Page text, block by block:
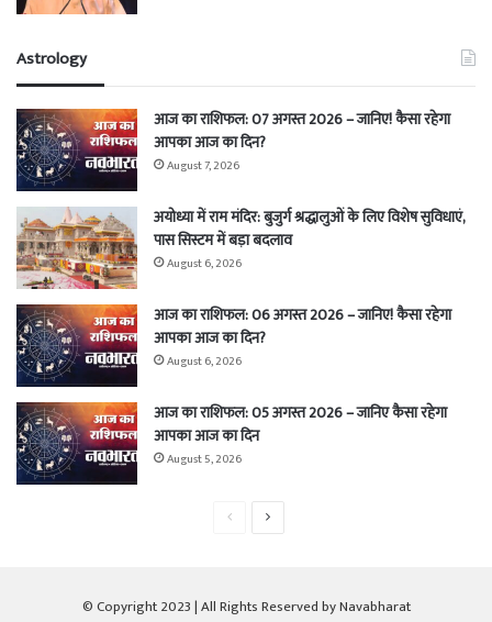
Astrology
आज का राशिफल: 07 अगस्त 2026 – जानिए! कैसा रहेगा
आपका आज का दिन?
August 7, 2026
अयोध्या में राम मंदिर: बुजुर्ग श्रद्धालुओं के लिए विशेष सुविधाएं,
पास सिस्टम में बड़ा बदलाव
August 6, 2026
आज का राशिफल: 06 अगस्त 2026 – जानिए! कैसा रहेगा
आपका आज का दिन?
August 6, 2026
आज का राशिफल: 05 अगस्त 2026 – जानिए कैसा रहेगा
आपका आज का दिन
August 5, 2026
PreviousNext
© Copyright 2023 | All Rights Reserved by Navabharat